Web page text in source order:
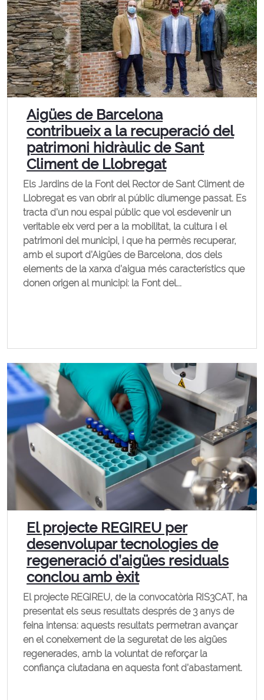
Aigües de Barcelona
contribueix a la recuperació del
patrimoni hidràulic de Sant
Climent de Llobregat
Els Jardins de la Font del Rector de Sant Climent de
Llobregat es van obrir al públic diumenge passat. Es
tracta d’un nou espai públic que vol esdevenir un
veritable eix verd per a la mobilitat, la cultura i el
patrimoni del municipi, i que ha permès recuperar,
amb el suport d’Aigües de Barcelona, dos dels
elements de la xarxa d’aigua més característics que
donen origen al municipi: la Font del...
El projecte REGIREU per
desenvolupar tecnologies de
regeneració d’aigües residuals
conclou amb èxit
El projecte REGIREU, de la convocatòria RIS3CAT, ha
presentat els seus resultats després de 3 anys de
feina intensa: aquests resultats permetran avançar
en el coneixement de la seguretat de les aigües
regenerades, amb la voluntat de reforçar la
confiança ciutadana en aquesta font d’abastament.